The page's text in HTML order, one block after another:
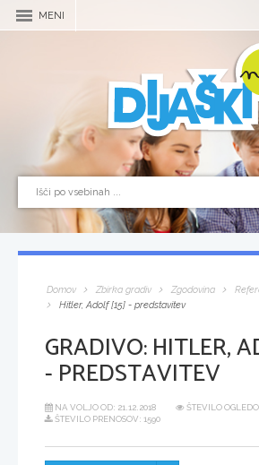
MENI
Domov Zbirka gradiv Zgodovina
Hitler, Adolf [15] - predstavitev
GRADIVO:HITLER,
- PREDSTAVITEV
NA VOLJO OD: 21.12.2018
ŠTEVILO
ŠTEVILO PRENOSOV: 1590